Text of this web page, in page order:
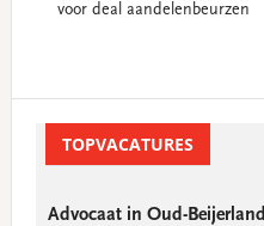
voor deal aandelenbeurzen
SidebarTOPVACATURES
Advocaat in Oud-Beijerland